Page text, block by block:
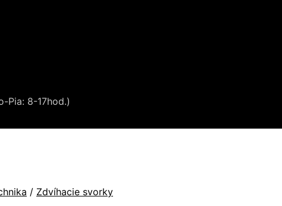
Pia: 8-17hod.)
/ Zdvíhacie svorky